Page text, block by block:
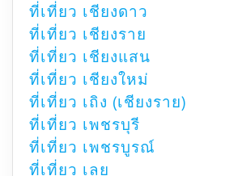
ที่เที่ยว เชียงดาว
ที่เที่ยว เชียงราย
ที่เที่ยว เชียงแสน
ที่เที่ยว เชียงใหม่
ที่เที่ยว เถิง (เชียงราย)
ที่เที่ยว เพชรบุรี
ที่เที่ยว เพชรบูรณ์
ที่เที่ยว เลย